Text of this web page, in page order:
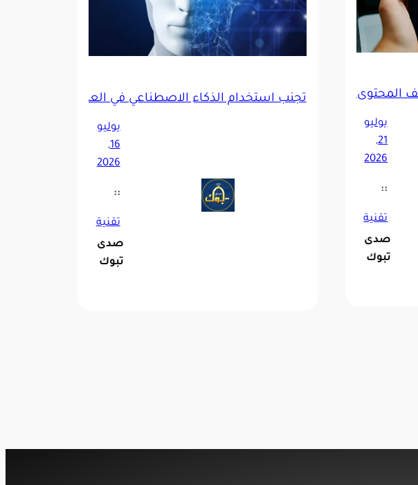
المُنشأ بالذكاء الاصطناعي
يوليو
21,
2026
::
تقنية
صدى
تبوك
تجنَّب استخدام الذكاء الاصطناعي في العمل… في 3 حالات
يوليو
16,
2026
::
تقنية
صدى
تبوك